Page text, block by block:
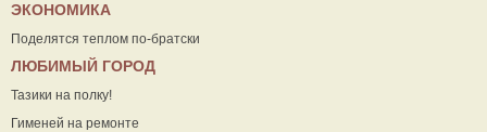
ЭКОНОМИКА
Поделятся теплом по-братски
ЛЮБИМЫЙ ГОРОД
Тазики на полку!
Гименей на ремонте